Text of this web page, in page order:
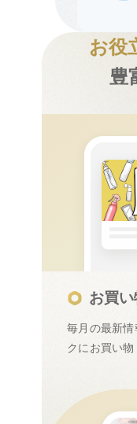
お役
豊
お買
毎月の最新情
クにお買い物